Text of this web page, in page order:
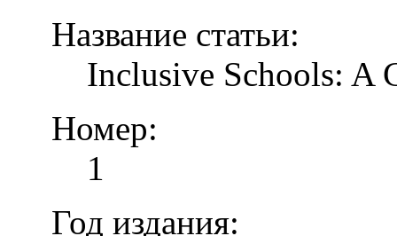
Название статьи:
Inclusive Schools: A
Номер:
1
Год издания: